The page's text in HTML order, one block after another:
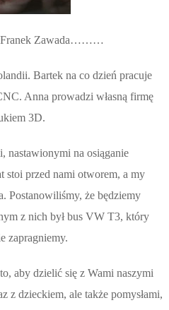
Franek Zawada………
Bartek na co dzień pracuje
Anna prowadzi własną firmę
3D.
nastawionymi na osiąganie
stoi przed nami otworem, a my
Postanowiliśmy, że będziemy
z nich był bus VW T3, który
zapragniemy.
aby dzielić się z Wami naszymi
z dzieckiem, ale także pomysłami,